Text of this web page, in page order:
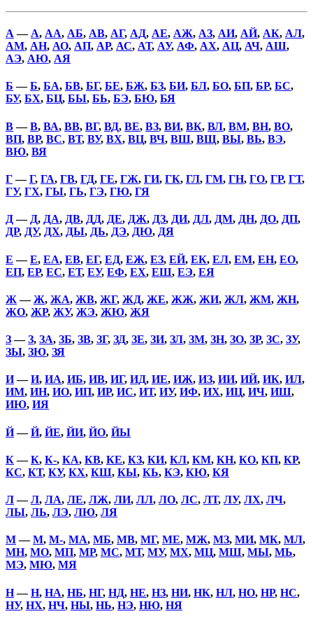
А — А, АА, АБ, АВ, АГ, АД, АЕ, АЖ, АЗ, АИ, АЙ, АК, АЛ,
АМ, АН, АО, АП, АР, АС, АТ, АУ, АФ, АХ, АЦ, АЧ, АШ,
АЭ, АЮ, АЯ
Б —Б, БА, БВ, БГ, БЕ, БЖ, БЗ, БИ, БЛ, БО, БП, БР, БС,
БУ, БХ, БЦ, БЫ, БЬ, БЭ, БЮ, БЯ
В—В, ВА, ВВ, ВГ, ВД, ВЕ, ВЗ, ВИ, ВК, ВЛ, ВМ, ВН, ВО,
ВП, ВР, ВС, ВТ, ВУ, ВХ, ВЦ, ВЧ, ВШ, ВЩ, ВЫ, ВЬ, ВЭ,
ВЮ, ВЯ
Г—Г, ГА, ГВ, ГД, ГЕ, ГЖ, ГИ, ГК, ГЛ, ГМ, ГН, ГО, ГР, ГТ,
ГУ, ГХ, ГЫ, ГЬ, ГЭ, ГЮ, ГЯ
Д— Д, ДА, ДВ, ДД, ДЕ, ДЖ, ДЗ, ДИ, ДЛ, ДМ, ДН, ДО, ДП,
ДР, ДУ, ДХ, ДЫ, ДЬ, ДЭ, ДЮ, ДЯ
Е —Е, ЕА, ЕВ, ЕГ, ЕД, ЕЖ, ЕЗ, ЕЙ, ЕК, ЕЛ, ЕМ, ЕН, ЕО,
ЕП, ЕР, ЕС, ЕТ, ЕУ, ЕФ, ЕХ, ЕШ, ЕЭ, ЕЯ
Ж —Ж, ЖА, ЖВ, ЖГ, ЖД, ЖЕ, ЖЖ, ЖИ, ЖЛ, ЖМ, ЖН,
ЖО, ЖР, ЖУ, ЖЭ, ЖЮ, ЖЯ
З—З, ЗА, ЗБ, ЗВ, ЗГ, ЗД, ЗЕ, ЗИ, ЗЛ, ЗМ, ЗН, ЗО, ЗР, ЗС, ЗУ,
ЗЫ, ЗЮ, ЗЯ
И—И, ИА, ИБ, ИВ, ИГ, ИД, ИЕ, ИЖ, ИЗ, ИИ, ИЙ, ИК, ИЛ,
ИМ, ИН, ИО, ИП, ИР, ИС, ИТ, ИУ, ИФ, ИХ, ИЦ, ИЧ, ИШ,
ИЮ, ИЯ
Й—Й, ЙЕ, ЙИ, ЙО, ЙЫ
К—К, К-, КА, КВ, КЕ, КЗ, КИ, КЛ, КМ, КН, КО, КП, КР,
КС, КТ, КУ, КХ, КШ, КЫ, КЬ, КЭ, КЮ, КЯ
Л—Л, ЛА, ЛЕ, ЛЖ, ЛИ, ЛЛ, ЛО, ЛС, ЛТ, ЛУ, ЛХ, ЛЧ,
ЛЫ, ЛЬ, ЛЭ, ЛЮ, ЛЯ
М—М, М-, МА, МБ, МВ, МГ, МЕ, МЖ, МЗ, МИ, МК, МЛ,
МН, МО, МП, МР, МС, МТ, МУ, МХ, МЦ, МШ, МЫ, МЬ,
МЭ, МЮ, МЯ
Н—Н, НА, НБ, НГ, НД, НЕ, НЗ, НИ, НК, НЛ, НО, НР, НС,
НУ, НХ, НЧ, НЫ, НЬ, НЭ, НЮ, НЯ